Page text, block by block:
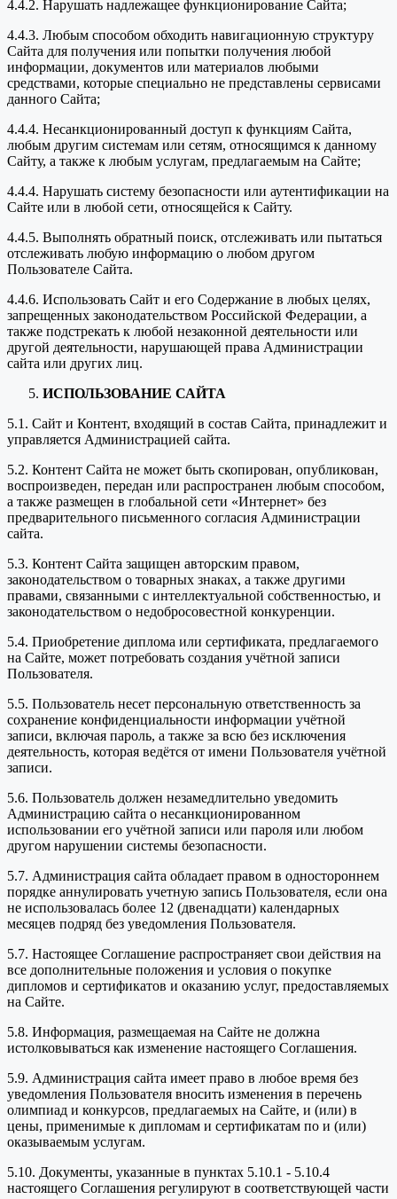
4.4.2. Нарушать надлежащее функционирование Сайта;
4.4.3. Любым способом обходить навигационную структуру
Сайта для получения или попытки получения любой
информации, документов или материалов любыми
средствами, которые специально не представлены сервисами
данного Сайта;
4.4.4. Несанкционированный доступ к функциям Сайта,
любым другим системам или сетям, относящимся к данному
Сайту, а также к любым услугам, предлагаемым на Сайте;
4.4.4. Нарушать систему безопасности или аутентификации на
Сайте или в любой сети, относящейся к Сайту.
4.4.5. Выполнять обратный поиск, отслеживать или пытаться
отслеживать любую информацию о любом другом
Пользователе Сайта.
4.4.6. Использовать Сайт и его Содержание в любых целях,
запрещенных законодательством Российской Федерации, а
также подстрекать к любой незаконной деятельности или
другой деятельности, нарушающей права Администрации
сайта или других лиц.
ИСПОЛЬЗОВАНИЕ САЙТА
5.1. Сайт и Контент, входящий в состав Сайта, принадлежит и
управляется Администрацией сайта.
5.2. Контент Сайта не может быть скопирован, опубликован,
воспроизведен, передан или распространен любым способом,
а также размещен в глобальной сети «Интернет» без
предварительного письменного согласия Администрации
сайта.
5.3. Контент Сайта защищен авторским правом,
законодательством о товарных знаках, а также другими
правами, связанными с интеллектуальной собственностью, и
законодательством о недобросовестной конкуренции.
5.4. Приобретение диплома или сертификата, предлагаемого
на Сайте, может потребовать создания учётной записи
Пользователя.
5.5. Пользователь несет персональную ответственность за
сохранение конфиденциальности информации учётной
записи, включая пароль, а также за всю без исключения
деятельность, которая ведётся от имени Пользователя учётной
записи.
5.6. Пользователь должен незамедлительно уведомить
Администрацию сайта о несанкционированном
использовании его учётной записи или пароля или любом
другом нарушении системы безопасности.
5.7. Администрация сайта обладает правом в одностороннем
порядке аннулировать учетную запись Пользователя, если она
не использовалась более 12 (двенадцати) календарных
месяцев подряд без уведомления Пользователя.
5.7. Настоящее Соглашение распространяет свои действия на
все дополнительные положения и условия о покупке
дипломов и сертификатов и оказанию услуг, предоставляемых
на Сайте.
5.8. Информация, размещаемая на Сайте не должна
истолковываться как изменение настоящего Соглашения.
5.9. Администрация сайта имеет право в любое время без
уведомления Пользователя вносить изменения в перечень
олимпиад и конкурсов, предлагаемых на Сайте, и (или) в
цены, применимые к дипломам и сертификатам по и (или)
оказываемым услугам.
5.10. Документы, указанные в пунктах 5.10.1 - 5.10.4
настоящего Соглашения регулируют в соответствующей части